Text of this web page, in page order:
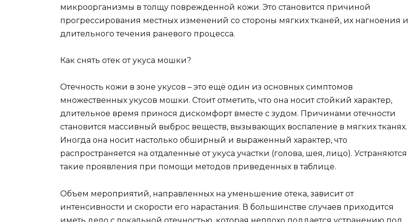
микроорганизмы в толщу поврежденной кожи. Это становится причиной
прогрессирования местных изменений со стороны мягких тканей, их нагноения и
длительного течения раневого процесса.
Как снять отек от укуса мошки?
Отечность кожи в зоне укусов – это ещё один из основных симптомов
множественных укусов мошки. Стоит отметить, что она носит стойкий характер,
длительное время принося дискомфорт вместе с зудом. Причинами отечности
становится массивный выброс веществ, вызывающих воспаление в мягких тканях.
Иногда она носит настолько обширный и выраженный характер, что
распространяется на отдаленные от укуса участки (голова, шея, лицо). Устраняются
такие проявления при помощи методов приведенных в таблице.
Объем мероприятий, направленных на уменьшение отека, зависит от
интенсивности и скорости его нарастания. В большинстве случаев приходится
иметь дело с локальной отечностью, которая неплохо поддается устранению под